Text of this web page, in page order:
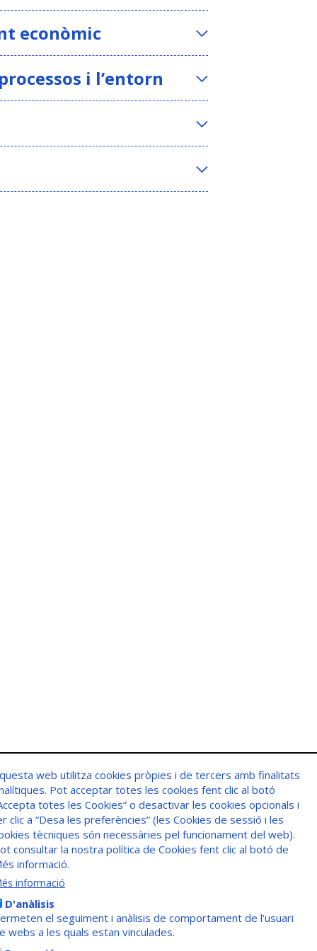
econòmic
i l’entorn
web utilitza cookies pròpies i de tercers amb finalitats
Pot acceptar totes les cookies fent clic al botó
totes les Cookies” o desactivar les cookies opcionals i
clic a “Desa les preferències” (les Cookies de sessió i les
tècniques són necessàries pel funcionament del web).
consultar la nostra política de Cookies fent clic al botó de
informació.
informació
D'anàlisis
el seguiment i anàlisis de comportament de l’usuari
webs a les quals estan vinculades.